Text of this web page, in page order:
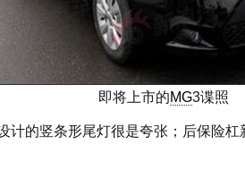
即将上市的MG3谍照
的竖条形尾灯很是夸张；后保险杠